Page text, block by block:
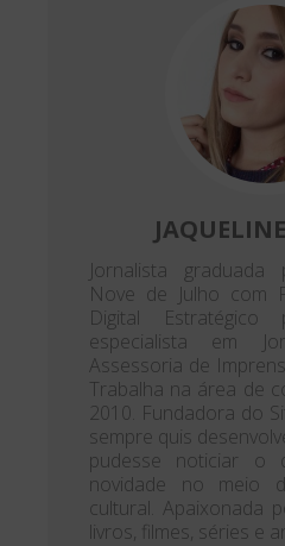
Jornalista graduada
Nove de Julho com
Digital Estratégico
especialista em
Assessoria de
Trabalha na área de
2010. Fundadora do
sempre quis
pudesse noticiar o
novidade no meio
cultural. Apaixonada
livros, filmes, séries e